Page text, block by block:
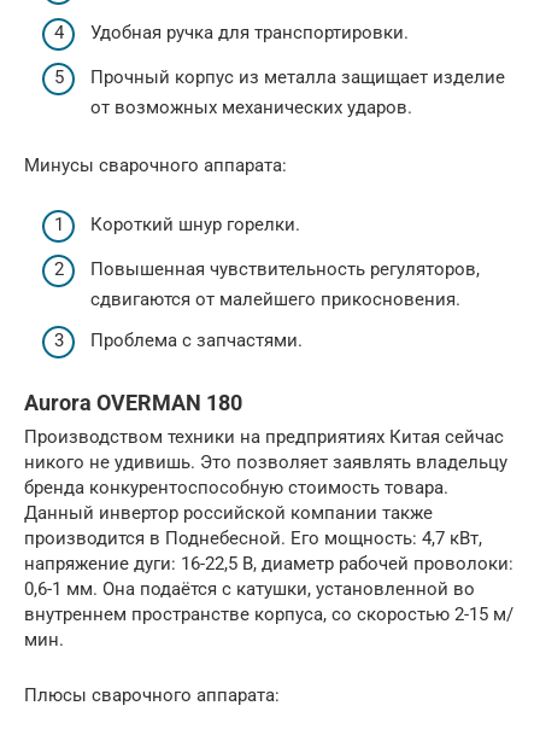
Удобная ручка для транспортировки.
Прочный корпус из металла защищает изделие
от возможных механических ударов.
Минусы сварочного аппарата:
Короткий шнур горелки.
Повышенная чувствительность регуляторов,
сдвигаются от малейшего прикосновения.
Проблема с запчастями.
Aurora OVERMAN 180
Производством техники на предприятиях Китая сейчас
никого не удивишь. Это позволяет заявлять владельцу
бренда конкурентоспособную стоимость товара.
Данный инвертор российской компании также
производится в Поднебесной. Его мощность: 4,7 кВт,
напряжение дуги: 16-22,5 В, диаметр рабочей проволоки:
0,6-1 мм. Она подаётся с катушки, установленной во
внутреннем пространстве корпуса, со скоростью 2-15 м/
мин.
Плюсы сварочного аппарата: